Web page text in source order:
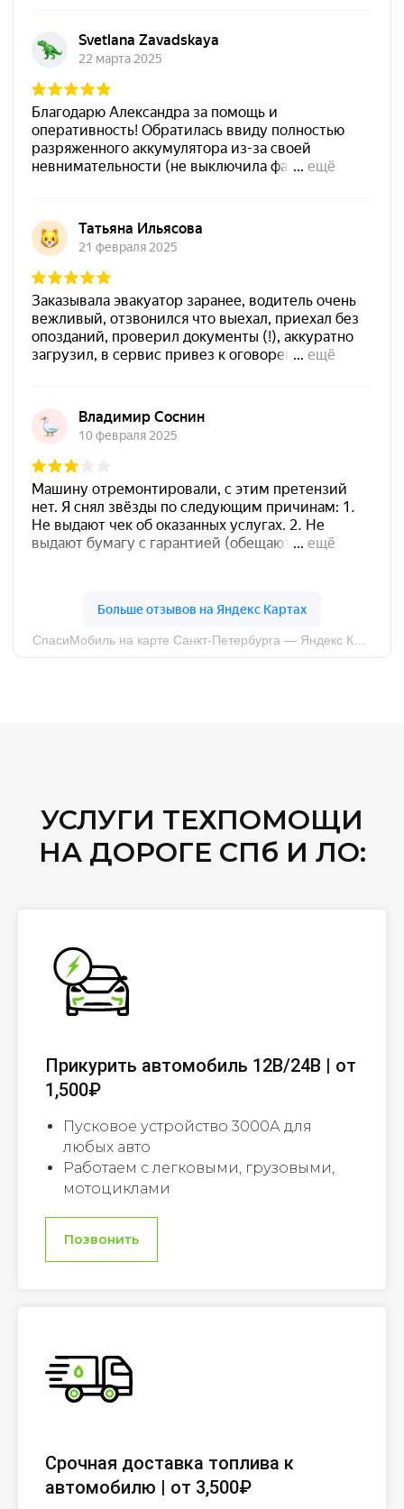
УСЛУГИ ТЕХПОМОЩИ
НА ДОРОГЕ СПб И ЛО:
Прикурить автомобиль 12В/24В | от
1,500₽
Пусковое устройство 3000А для
любых авто
Работаем с легковыми, грузовыми,
мотоциклами
Позвонить
Срочная доставка топлива к
автомобилю | от 3,500₽